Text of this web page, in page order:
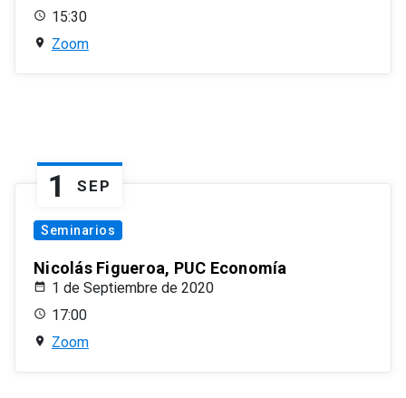
15:30
Zoom
1 SEP
Seminarios
Nicolás Figueroa, PUC Economía
1 de Septiembre de 2020
17:00
Zoom